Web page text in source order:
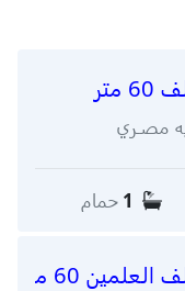
مصـري
1 حمام
60 متر